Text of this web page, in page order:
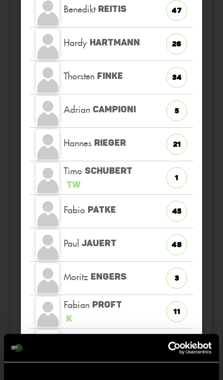
Benedikt REITIS 47
Hardy HARTMANN 26
Thorsten FINKE 34
Adrian CAMPIONI 5
Hannes RIEGER 21
Timo SCHUBERT
TW
1
Fabio PATKE 45
Paul JAUERT 48
Moritz ENGERS 3
Fabian PROFT
K
11
3